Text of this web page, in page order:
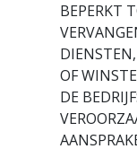
BEPERKT
OF
DE